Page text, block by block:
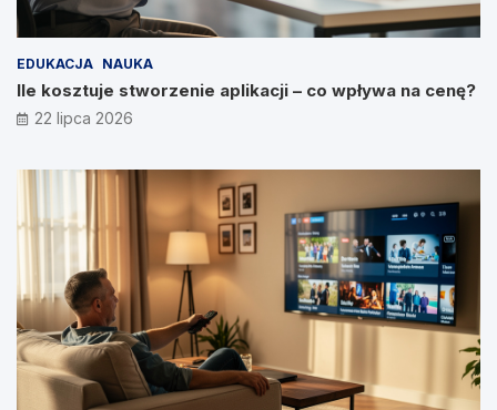
EDUKACJA NAUKA
Ile kosztuje stworzenie aplikacji – co wpływa na cenę?
22 lipca 2026